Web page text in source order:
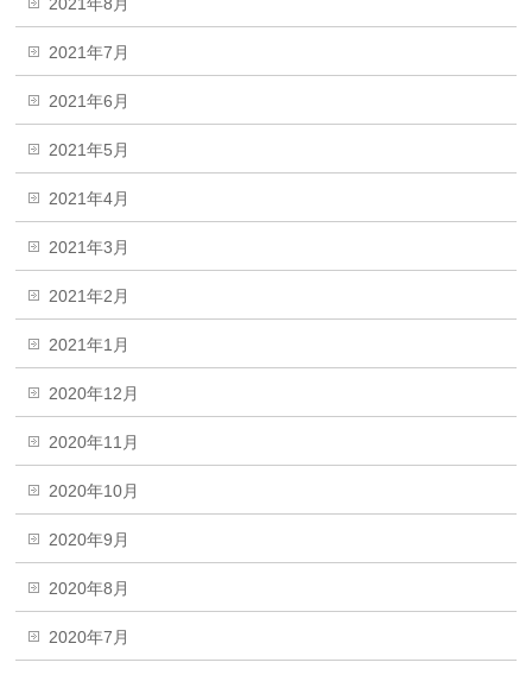
2021年7月
2021年6月
2021年5月
2021年4月
2021年3月
2021年2月
2021年1月
2020年12月
2020年11月
2020年10月
2020年9月
2020年8月
2020年7月